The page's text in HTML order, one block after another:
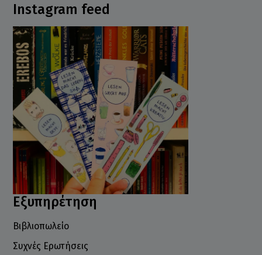
Instagram feed
Εξυπηρέτηση
Βιβλιοπωλείο
Συχνές Ερωτήσεις